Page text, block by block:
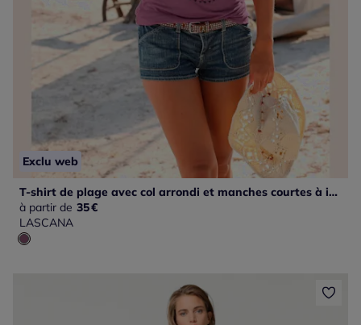
Exclu web
T-shirt de plage avec col arrondi et manches courtes à imprimé graphique
à partir de 35€
LASCANA